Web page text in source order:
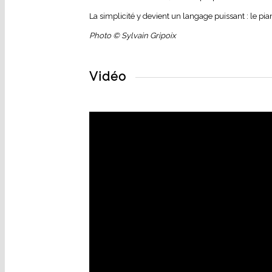
La simplicité y devient un langage puissant : le
Photo © Sylvain Gripoix
Vidéo